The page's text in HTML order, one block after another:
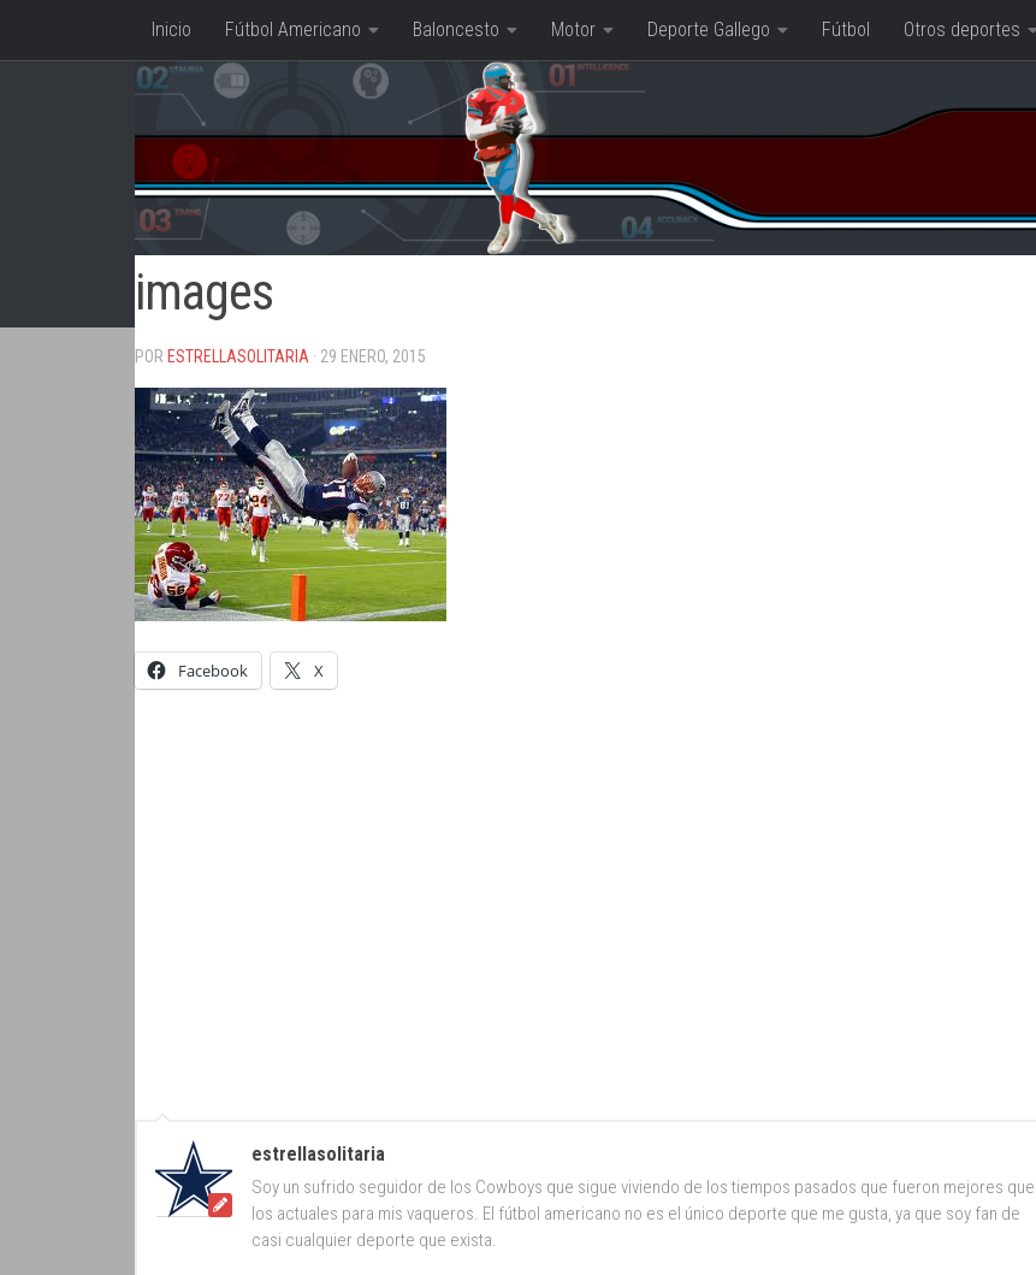
Saltar al contenido
Inicio Fútbol Americano Baloncesto Motor Deporte Gallego Fútbol Otros deportes
images
POR ESTRELLASOLITARIA · 29 ENERO, 2015
Facebook X
estrellasolitaria
Soy un sufrido seguidor de los Cowboys que sigue viviendo de los tiempos pasados que fueron mejores que
los actuales para mis vaqueros. El fútbol americano no es el único deporte que me gusta, ya que soy fan de
casi cualquier deporte que exista.